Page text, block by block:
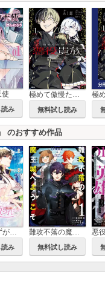
読み
極めて傲慢たる悪役貴族の所業
無料試し読み
」 のおすすめ作品
聖女のはずが、どうやら乗っ取られました
読み
難攻不落の魔王城へようこそ～デバフは不要と勇者パーティーを追い出された黒魔導士、魔王軍の最高幹部に迎えられる～
無料試し読み